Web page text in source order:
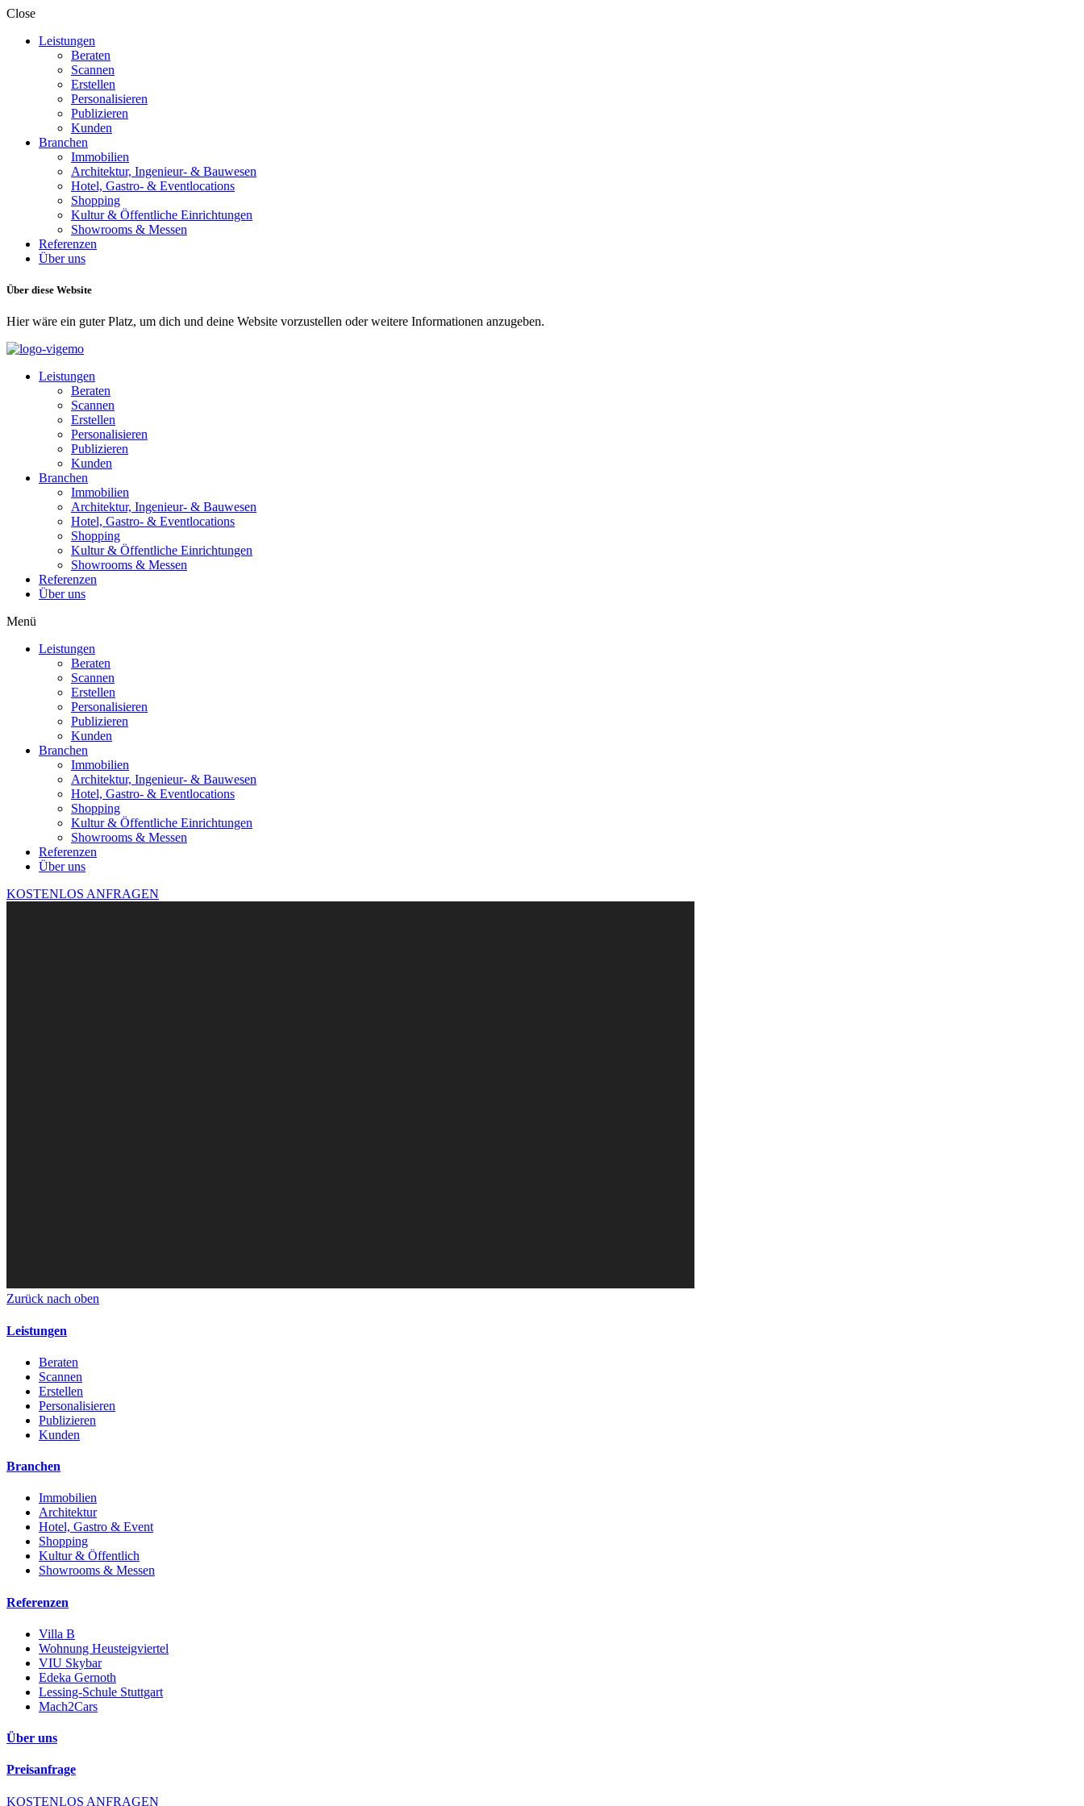
Close
Leistungen
Beraten
Scannen
Erstellen
Personalisieren
Publizieren
Kunden
Branchen
Immobilien
Architektur, Ingenieur- & Bauwesen
Hotel, Gastro- & Eventlocations
Shopping
Kultur & Öffentliche Einrichtungen
Showrooms & Messen
Referenzen
Über uns
Über diese Website
Hier wäre ein guter Platz, um dich und deine Website vorzustellen oder weitere Informationen anzugeben.
Leistungen
Beraten
Scannen
Erstellen
Personalisieren
Publizieren
Kunden
Branchen
Immobilien
Architektur, Ingenieur- & Bauwesen
Hotel, Gastro- & Eventlocations
Shopping
Kultur & Öffentliche Einrichtungen
Showrooms & Messen
Referenzen
Über uns
Menü
Leistungen
Beraten
Scannen
Erstellen
Personalisieren
Publizieren
Kunden
Branchen
Immobilien
Architektur, Ingenieur- & Bauwesen
Hotel, Gastro- & Eventlocations
Shopping
Kultur & Öffentliche Einrichtungen
Showrooms & Messen
Referenzen
Über uns
KOSTENLOS ANFRAGEN
Zurück nach oben
Leistungen
Beraten
Scannen
Erstellen
Personalisieren
Publizieren
Kunden
Branchen
Immobilien
Architektur
Hotel, Gastro & Event
Shopping
Kultur & Öffentlich
Showrooms & Messen
Referenzen
Villa B
Wohnung Heusteigviertel
VIU Skybar
Edeka Gernoth
Lessing-Schule Stuttgart
Mach2Cars
Über uns
Preisanfrage
KOSTENLOS ANFRAGEN